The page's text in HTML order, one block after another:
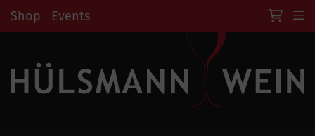
Shop Events